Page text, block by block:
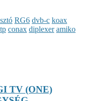
RG6 dvb-c koax
conax diplexer amiko
TV (ONE)